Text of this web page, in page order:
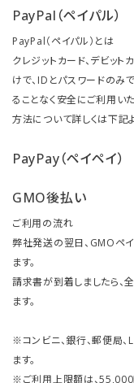
PayPal（ペイパル）
PayPal（ペイパル）とは
クレジットカード、デビッ
けで、IDとパスワードの
ることなく安全にご利用い
方法について詳しくは下記
PayPay（ペイペイ）
GMO後払い
ご利用の流れ
弊社発送の翌日、GMOペ
ます。
請求書が到着しましたら、
ます。
※コンビニ、銀行、郵便局
ます。
※ご利用上限額は、55,000